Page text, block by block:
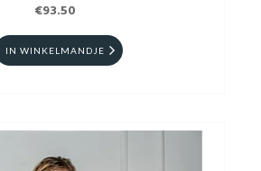
€93.50
IN WINKELMANDJE